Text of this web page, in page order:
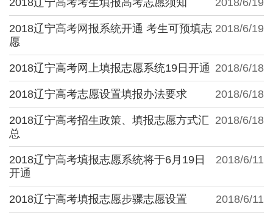
2018/6/19
2018辽宁高考网报系统开通 考生可预填志
愿
2018/6/18
2018辽宁高考网上填报志愿系统19日开通
2018/6/18
2018辽宁高考志愿设置填报办法要求
2018/6/18
2018辽宁高考招生政策、填报志愿方式汇
总
2018/6/11
2018辽宁高考填报志愿系统将于6月19日
开通
2018/6/11
2018辽宁高考填报志愿步骤志愿设置